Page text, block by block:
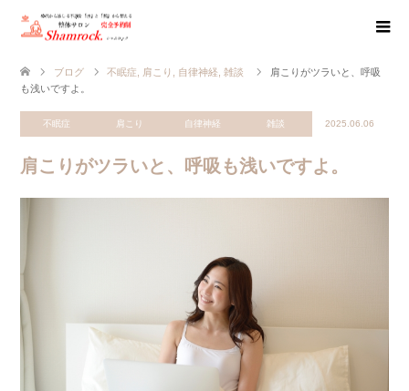
ブログ 不眠症 肩こり 自律神経 雑談
肩こりがツラいと、呼吸
も浅いですよ。
不眠症 肩こり 自律神経 雑談 2025.06.06
肩こりがツラいと、呼吸も浅いですよ。